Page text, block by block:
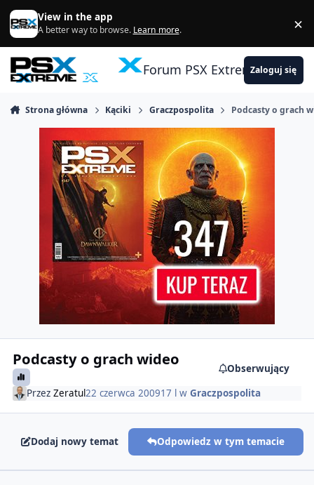
Skocz do zawartości
View in the app
A better way to browse. Learn more. ×
Forum PSX ExtremeZaloguj się
Strona główna Kąciki Graczpospolita Podcasty o grach
Podcasty o grach wideo
Obserwujący
Przez Zeratul22 czerwca 200917 l w Graczpospolita
Dodaj nowy temat Odpowiedz w tym temacie